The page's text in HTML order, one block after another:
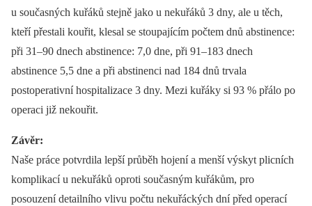
u současných kuřáků stejně jako u nekuřáků 3 dny, ale u těch,
kteří přestali kouřit, klesal se stoupajícím počtem dnů abstinence:
při 31–90 dnech abstinence: 7,0 dne, při 91–183 dnech
abstinence 5,5 dne a při abstinenci nad 184 dnů trvala
postoperativní hospitalizace 3 dny. Mezi kuřáky si 93 % přálo po
operaci již nekouřit.
Závěr:
Naše práce potvrdila lepší průběh hojení a menší výskyt plicních
komplikací u nekuřáků oproti současným kuřákům, pro
posouzení detailního vlivu počtu nekuřáckých dní před operací